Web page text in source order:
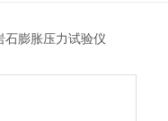
膨胀压力试验仪